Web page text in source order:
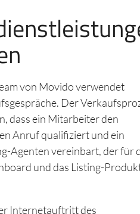
von Movido verwendet
Der
dass ein Mitarbeiter den
Anruf qualifiziert und ein
Agenten vereinbart, der für
und das Listing-
Internetauftritt des